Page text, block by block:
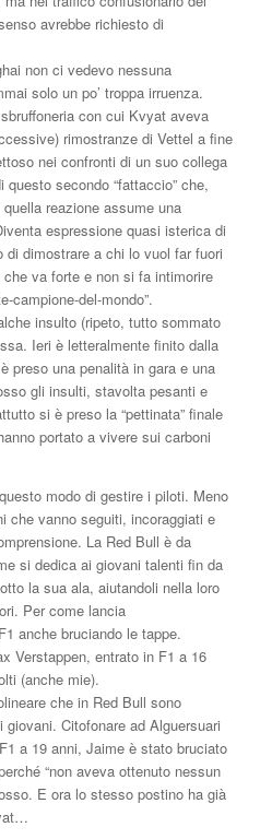
avrebbe richiesto di
non ci vedevo nessuna
solo un po’ troppa irruenza.
con cui Kvyat aveva
rimostranze di Vettel a fine
nei confronti di un suo collega
secondo “fattaccio” che,
reazione assume una
espressione quasi isterica di
dimostrare a chi lo vuol far fuori
va forte e non si fa intimorire
campione-del-mondo”.
insulto (ripeto, tutto sommato
Ieri è letteralmente finito dalla
preso una penalità in gara e una
gli insulti, stavolta pesanti e
si è preso la “pettinata” finale
portato a vivere sui carboni
modo di gestire i piloti. Meno
che vanno seguiti, incoraggiati e
La Red Bull è da
si dedica ai giovani talenti fin da
la sua ala, aiutandoli nella loro
Per come lancia
anche bruciando le tappe.
Verstappen, entrato in F1 a 16
(anche mie).
che in Red Bull sono
Citofonare ad Alguersuari
a 19 anni, Jaime è stato bruciato
“non aveva ottenuto nessun
E ora lo stesso postino ha già